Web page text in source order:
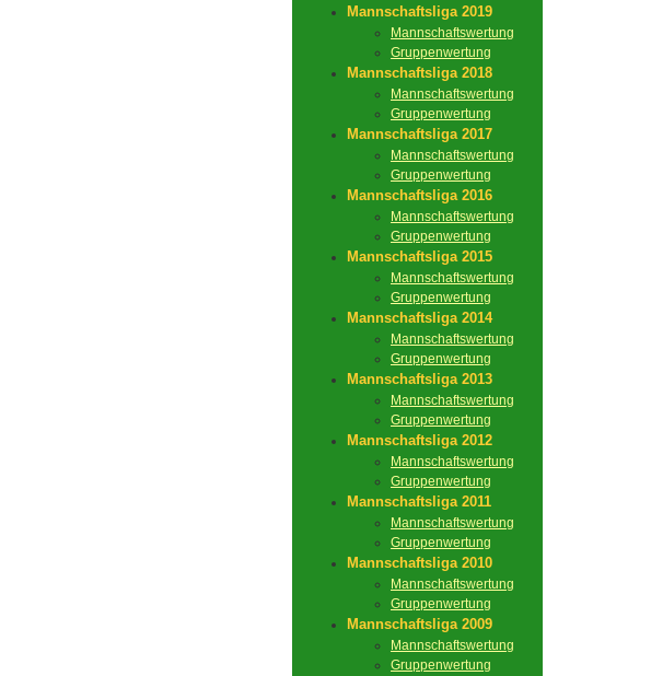
Mannschaftsliga 2019
Mannschaftswertung
Gruppenwertung
Mannschaftsliga 2018
Mannschaftswertung
Gruppenwertung
Mannschaftsliga 2017
Mannschaftswertung
Gruppenwertung
Mannschaftsliga 2016
Mannschaftswertung
Gruppenwertung
Mannschaftsliga 2015
Mannschaftswertung
Gruppenwertung
Mannschaftsliga 2014
Mannschaftswertung
Gruppenwertung
Mannschaftsliga 2013
Mannschaftswertung
Gruppenwertung
Mannschaftsliga 2012
Mannschaftswertung
Gruppenwertung
Mannschaftsliga 2011
Mannschaftswertung
Gruppenwertung
Mannschaftsliga 2010
Mannschaftswertung
Gruppenwertung
Mannschaftsliga 2009
Mannschaftswertung
Gruppenwertung